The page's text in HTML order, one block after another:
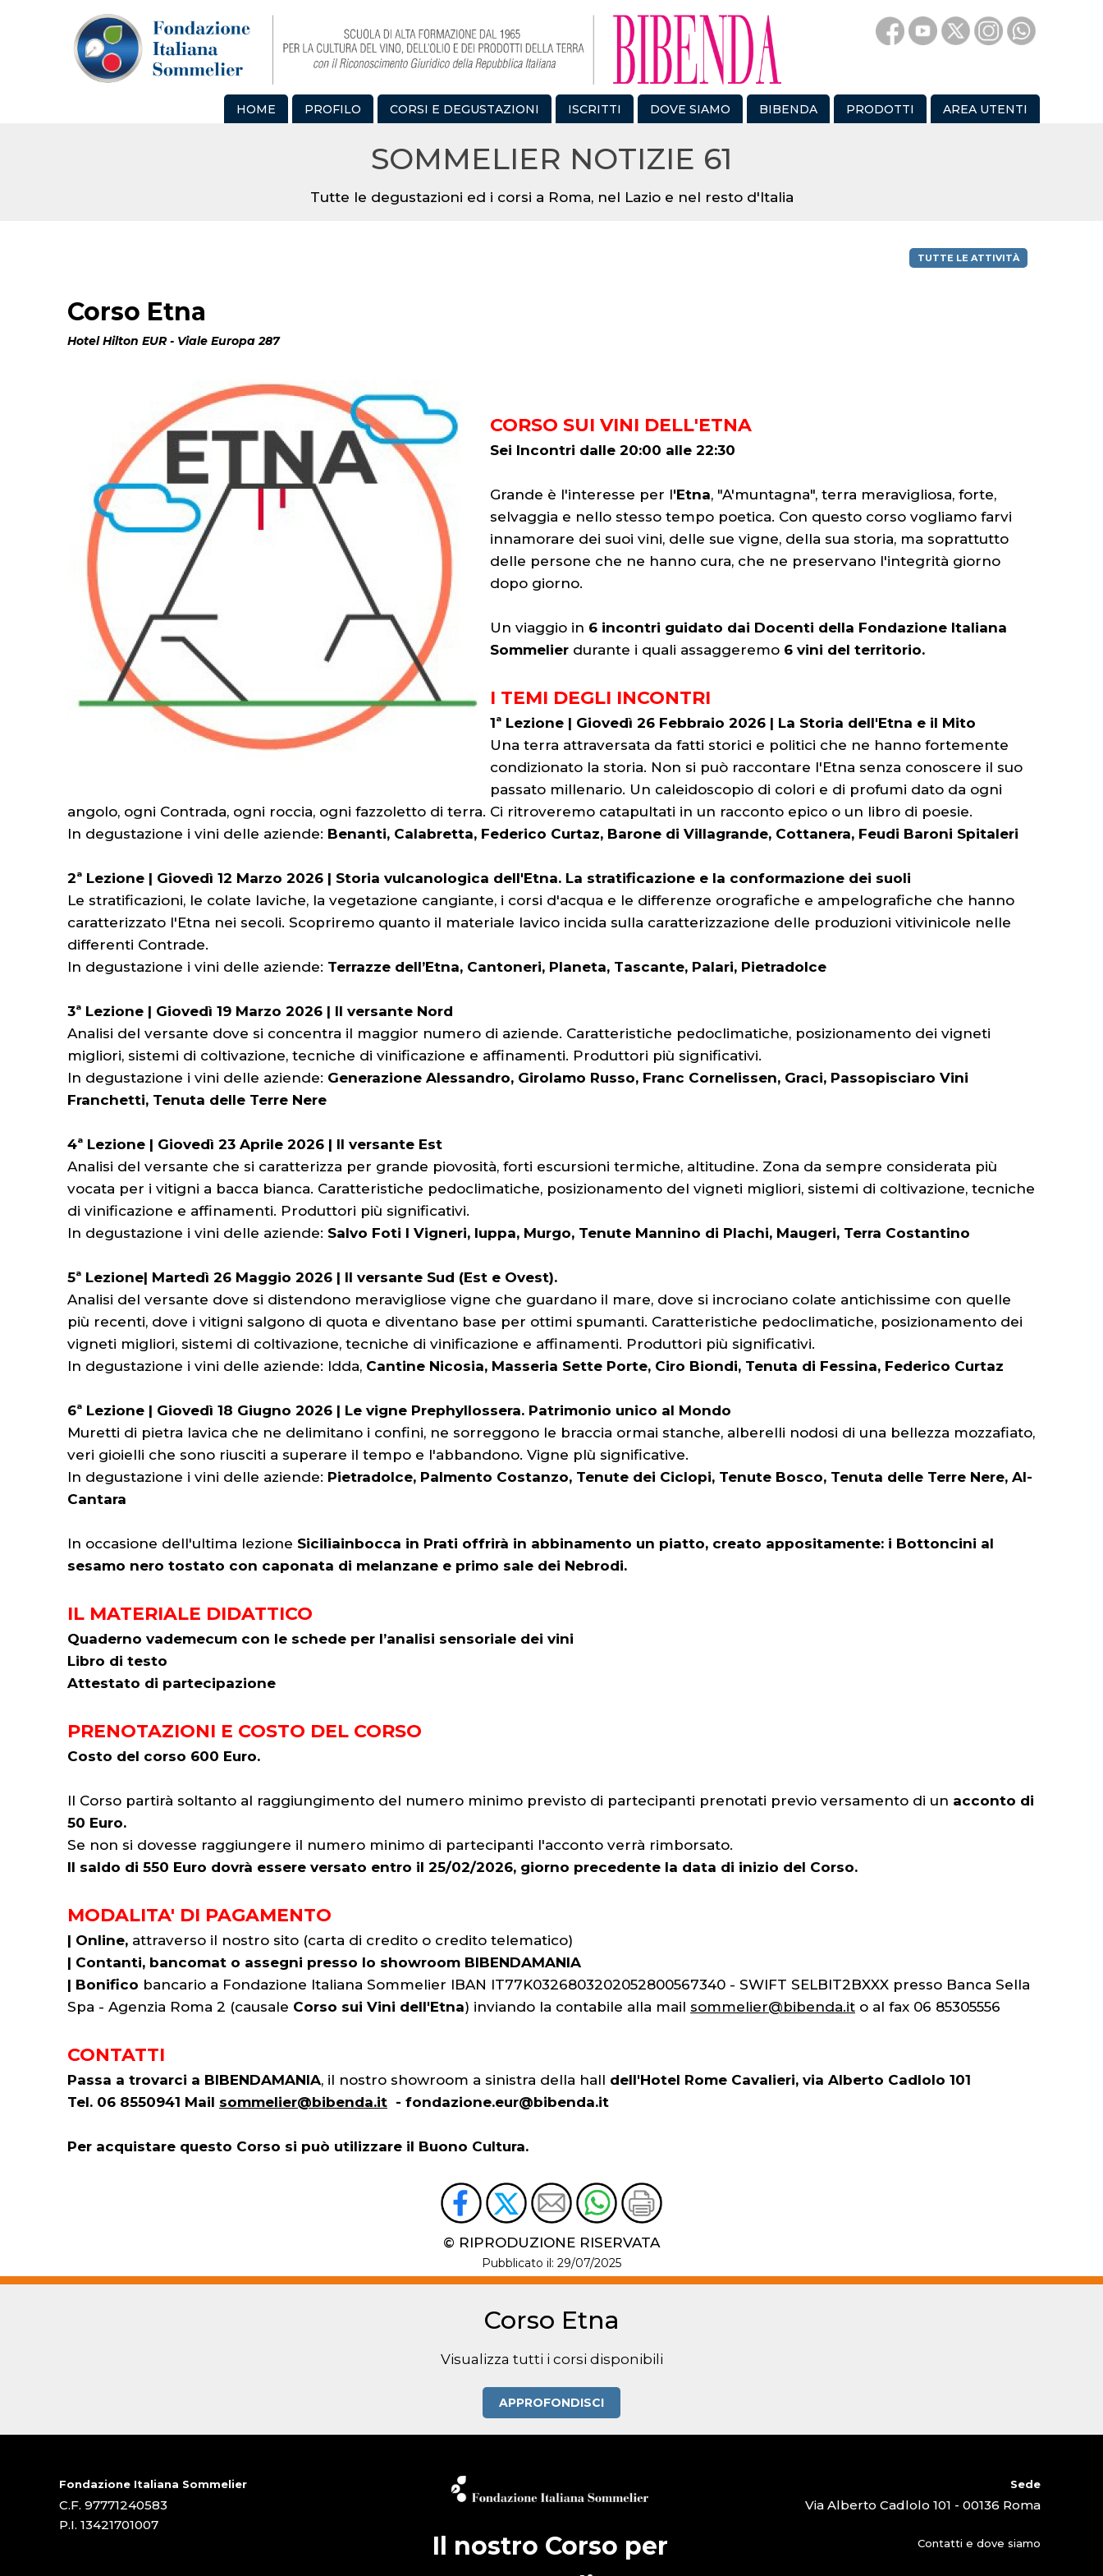
HOME PROFILO CORSI E DEGUSTAZIONI ISCRITTI DOVE SIAMO BIBENDA PRODOTTI AREA UTENTI
SOMMELIER NOTIZIE 61
Tutte le degustazioni ed i corsi a Roma, nel Lazio e nel resto d'Italia
TUTTE LE ATTIVITÀ
Corso Etna
Hotel Hilton EUR - Viale Europa 287
CORSO SUI VINI DELL'ETNA
Sei Incontri dalle 20:00 alle 22:30
Grande è l'interesse per l'Etna, "A'muntagna", terra meravigliosa, forte,
selvaggia e nello stesso tempo poetica. Con questo corso vogliamo farvi
innamorare dei suoi vini, delle sue vigne, della sua storia, ma soprattutto
delle persone che ne hanno cura, che ne preservano l'integrità giorno
dopo giorno.
Un viaggio in 6 incontri guidato dai Docenti della Fondazione Italiana
Sommelier durante i quali assaggeremo 6 vini del territorio.
I TEMI DEGLI INCONTRI
1ª Lezione | Giovedì 26 Febbraio 2026 | La Storia dell'Etna e il Mito
Una terra attraversata da fatti storici e politici che ne hanno fortemente
condizionato la storia. Non si può raccontare l'Etna senza conoscere il suo
passato millenario. Un caleidoscopio di colori e di profumi dato da ogni
angolo, ogni Contrada, ogni roccia, ogni fazzoletto di terra. Ci ritroveremo catapultati in un racconto epico o un libro di poesie.
In degustazione i vini delle aziende: Benanti, Calabretta, Federico Curtaz, Barone di Villagrande, Cottanera, Feudi Baroni Spitaleri
2ª Lezione | Giovedì 12 Marzo 2026 | Storia vulcanologica dell'Etna. La stratificazione e la conformazione dei suoli
Le stratificazioni, le colate laviche, la vegetazione cangiante, i corsi d'acqua e le differenze orografiche e ampelografiche che hanno
caratterizzato l'Etna nei secoli. Scopriremo quanto il materiale lavico incida sulla caratterizzazione delle produzioni vitivinicole nelle
differenti Contrade.
In degustazione i vini delle aziende: Terrazze dell’Etna, Cantoneri, Planeta, Tascante, Palari, Pietradolce
3ª Lezione | Giovedì 19 Marzo 2026 | Il versante Nord
Analisi del versante dove si concentra il maggior numero di aziende. Caratteristiche pedoclimatiche, posizionamento dei vigneti
migliori, sistemi di coltivazione, tecniche di vinificazione e affinamenti. Produttori più significativi.
In degustazione i vini delle aziende: Generazione Alessandro, Girolamo Russo, Franc Cornelissen, Graci, Passopisciaro Vini
Franchetti, Tenuta delle Terre Nere
4ª Lezione | Giovedì 23 Aprile 2026 | Il versante Est
Analisi del versante che si caratterizza per grande piovosità, forti escursioni termiche, altitudine. Zona da sempre considerata più
vocata per i vitigni a bacca bianca. Caratteristiche pedoclimatiche, posizionamento del vigneti migliori, sistemi di coltivazione, tecniche
di vinificazione e affinamenti. Produttori più significativi.
In degustazione i vini delle aziende: Salvo Foti I Vigneri, Iuppa, Murgo, Tenute Mannino di Plachi, Maugeri, Terra Costantino
5ª Lezione| Martedì 26 Maggio 2026 | Il versante Sud (Est e Ovest).
Analisi del versante dove si distendono meravigliose vigne che guardano il mare, dove si incrociano colate antichissime con quelle
più recenti, dove i vitigni salgono di quota e diventano base per ottimi spumanti. Caratteristiche pedoclimatiche, posizionamento dei
vigneti migliori, sistemi di coltivazione, tecniche di vinificazione e affinamenti. Produttori più significativi.
In degustazione i vini delle aziende: Idda, Cantine Nicosia, Masseria Sette Porte, Ciro Biondi, Tenuta di Fessina, Federico Curtaz
6ª Lezione | Giovedì 18 Giugno 2026 | Le vigne Prephyllossera. Patrimonio unico al Mondo
Muretti di pietra lavica che ne delimitano i confini, ne sorreggono le braccia ormai stanche, alberelli nodosi di una bellezza mozzafiato,
veri gioielli che sono riusciti a superare il tempo e l'abbandono. Vigne plù significative.
In degustazione i vini delle aziende: Pietradolce, Palmento Costanzo, Tenute dei Ciclopi, Tenute Bosco, Tenuta delle Terre Nere, Al-
Cantara
In occasione dell'ultima lezione Siciliainbocca in Prati offrirà in abbinamento un piatto, creato appositamente: i Bottoncini al
sesamo nero tostato con caponata di melanzane e primo sale dei Nebrodi.
IL MATERIALE DIDATTICO
Quaderno vademecum con le schede per l’analisi sensoriale dei vini
Libro di testo
Attestato di partecipazione
PRENOTAZIONI E COSTO DEL CORSO
Costo del corso 600 Euro.
Il Corso partirà soltanto al raggiungimento del numero minimo previsto di partecipanti prenotati previo versamento di un acconto di
50 Euro.
Se non si dovesse raggiungere il numero minimo di partecipanti l'acconto verrà rimborsato.
Il saldo di 550 Euro dovrà essere versato entro il 25/02/2026, giorno precedente la data di inizio del Corso.
MODALITA' DI PAGAMENTO
| Online, attraverso il nostro sito (carta di credito o credito telematico)
| Contanti, bancomat o assegni presso lo showroom BIBENDAMANIA
| Bonifico bancario a Fondazione Italiana Sommelier IBAN IT77K0326803202052800567340 - SWIFT SELBIT2BXXX presso Banca Sella
Spa - Agenzia Roma 2 (causale Corso sui Vini dell'Etna) inviando la contabile alla mail sommelier@bibenda.it o al fax 06 85305556
CONTATTI
Passa a trovarci a BIBENDAMANIA, il nostro showroom a sinistra della hall dell'Hotel Rome Cavalieri, via Alberto Cadlolo 101
Tel. 06 8550941 Mail sommelier@bibenda.it - fondazione.eur@bibenda.it
Per acquistare questo Corso si può utilizzare il Buono Cultura.
© RIPRODUZIONE RISERVATA
Pubblicato il: 29/07/2025
Corso Etna
Visualizza tutti i corsi disponibili
APPROFONDISCI
Fondazione Italiana Sommelier
C.F. 97771240583
P.I. 13421701007
Il nostro Corso per
Sede
Via Alberto Cadlolo 101 - 00136 Roma
Contatti e dove siamo